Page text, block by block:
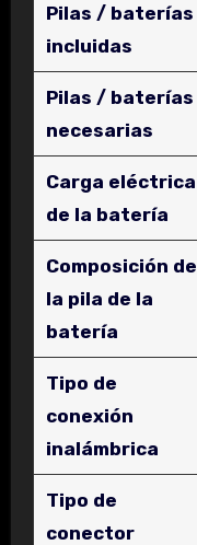
Pilas / baterías
incluidas
Pilas / baterías
necesarias
Carga eléctrica
de la batería
Composición de
la pila de la
batería
Tipo de
conexión
inalámbrica
Tipo de
conector